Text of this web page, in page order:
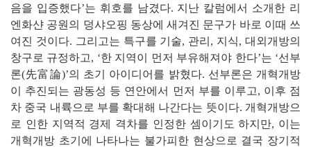
음을 입증했다’는 휘호를 남겼다. 지난 칼럼에서 소개한 리
엔화샨 공원의 덩샤오핑 동상에 새겨진 문구가 바로 이때 쓰
여진 것이다. 그리고는 특구를 기술, 관리, 지식, 대외개방의
창구로 규정하고, ‘한 지역이 먼저 부유해져야 한다’는 ‘선부
론(先富論)’의 초기 아이디어를 밝혔다. 선부론은 개혁개방
이 추진되는 광동성 등 연안에서 먼저 부를 이루고, 이후 점
차 중국 내륙으로 부를 확대해 나간다는 뜻이다. 개혁개방으
로 인한 지역적 경제 격차를 인정한 셈이기도 하지만, 이는
개혁개방 초기에 나타나는 불가피한 현상으로 결국 장기적